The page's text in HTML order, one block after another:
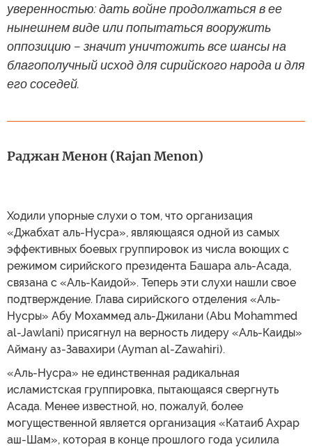
уверенностью: дать войне продолжаться в ее
нынешнем виде или попытаться вооружить
оппозицию – значит уничтожить все шансы на
благополучный исход для сирийского народа и для
его соседей.
Раджан Менон (Rajan Menon)
Ходили упорные слухи о том, что организация
«Джабхат аль-Нусра», являющаяся одной из самых
эффективных боевых группировок из числа воющих с
режимом сирийского президента Башара аль-Асада,
связана с «Аль-Каидой». Теперь эти слухи нашли свое
подтверждение. Глава сирийского отделения «Аль-
Нусры» Абу Мохаммед аль-Джилани (Abu Mohammed
al-Jawlani) присягнул на верность лидеру «Аль-Каиды»
Айману аз-Завахири (Ayman al-Zawahiri).
«Аль-Нусра» не единственная радикальная
исламистская группировка, пытающаяся свергнуть
Асада. Менее известной, но, пожалуй, более
могущественной является организация «Катаиб Ахрар
аш-Шам», которая в конце прошлого года усилила